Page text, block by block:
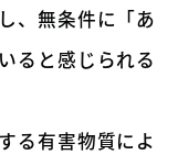
、無条件に「あ
ると感じられる
る有害物質によ